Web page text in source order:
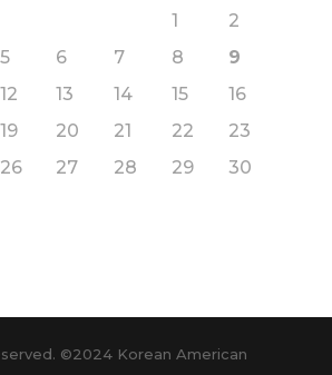
1
2
5 6 7 8
9
12 13 14 15
16
19 20 21 22
23
26 27 28 29
30
©2024 Korean American